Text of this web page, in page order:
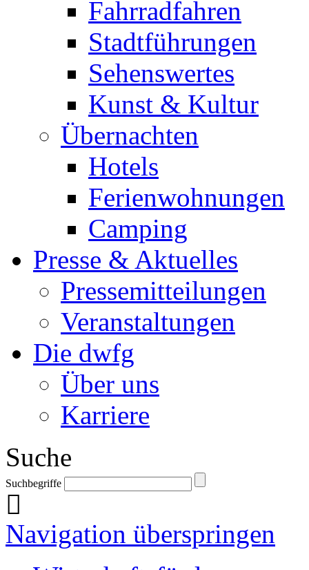
Fahrradfahren
Stadtführungen
Sehenswertes
Kunst & Kultur
Übernachten
Hotels
Ferienwohnungen
Camping
Presse & Aktuelles
Pressemitteilungen
Veranstaltungen
Die dwfg
Über uns
Karriere
Suche
Suchbegriffe
Navigation überspringen